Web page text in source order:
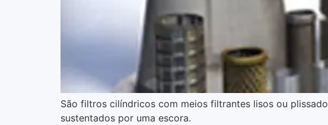
São filtros cilíndricos com meios filtrantes lisos ou
sustentados por uma escora.